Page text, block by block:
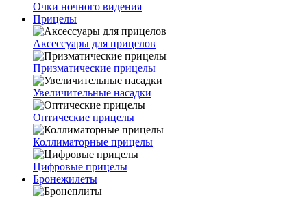
Очки ночного видения
Прицелы
Аксессуары для прицелов
Призматические прицелы
Увеличительные насадки
Оптические прицелы
Коллиматорные прицелы
Цифровые прицелы
Бронежилеты